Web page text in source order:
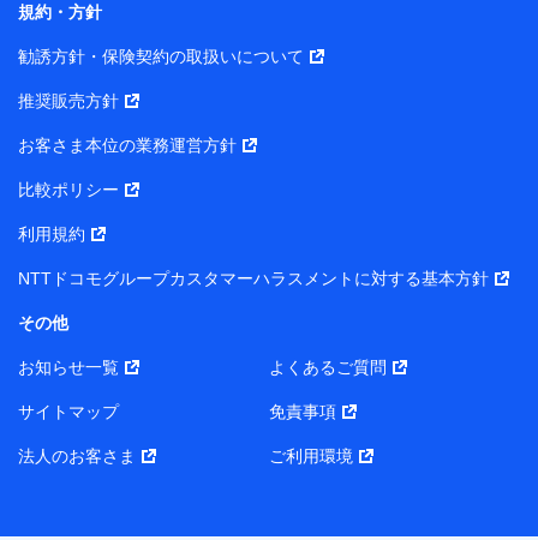
って、以下の提携代理店とお客様の個人データを共同利
用することがあります。
1. 共同利用する個人データの項目
氏名、生年月日、住所、メールアドレス、電話番号、個人の
相談予約に関する情報等
保険契約者と被保険者との関係等
扱とならない保険契約の内容等
情報
2. 共同利用者の範囲
当社（https://www.docomo-insurance.co.jp/）
規約・方針
勧誘方針・保険契約の取扱いについて
推奨販売方針
お客さま本位の業務運営方針
比較ポリシー
利用規約
NTTドコモグループカスタマーハラスメントに対する基本方針
その他
お知らせ一覧 よくあるご質問
サイトマップ 免責事項
法人のお客さま ご利用環境